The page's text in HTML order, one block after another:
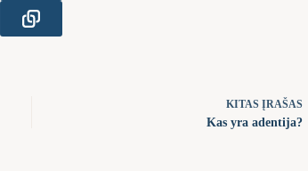
KITAS ĮRAŠAS
Kas yra adentija?